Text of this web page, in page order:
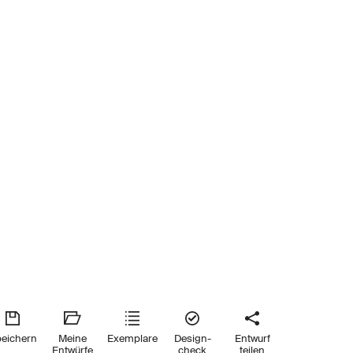
Meine
Entwürfe
Exemplare
Design-
check
Entwurf
teilen